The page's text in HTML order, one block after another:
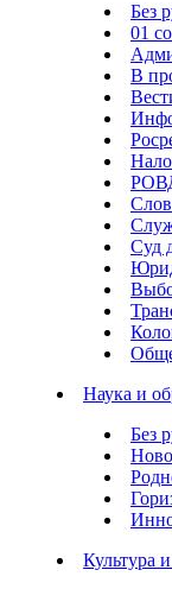
Без
01
В
Суд
Наука и
Без
Культура